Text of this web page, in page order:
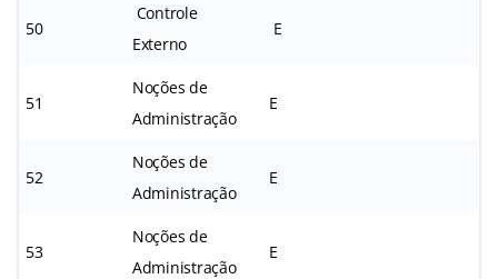
50
Controle
Externo
E
51
Noções de
Administração
E
52
Noções de
Administração
E
53
Noções de
Administração
E